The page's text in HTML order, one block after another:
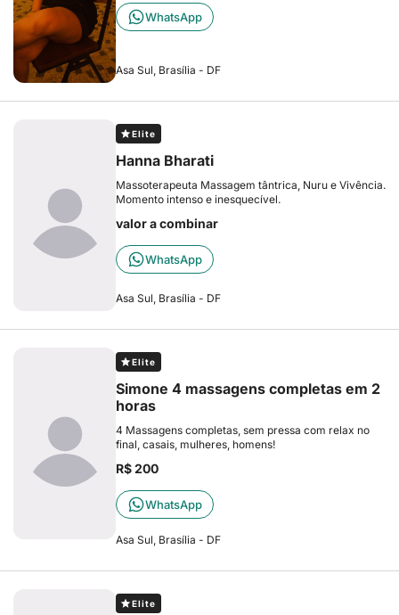
WhatsApp
Asa Sul, Brasília - DF
Elite
Hanna Bharati
Massoterapeuta Massagem tântrica, Nuru e Vivência.
Momento intenso e inesquecível.
valor a combinar
WhatsApp
Asa Sul, Brasília - DF
Elite
Simone 4 massagens completas em 2
horas
4 Massagens completas, sem pressa com relax no
final, casais, mulheres, homens!
R$ 200
WhatsApp
Asa Sul, Brasília - DF
Elite